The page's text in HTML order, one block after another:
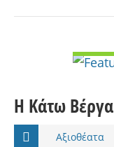
Η Κάτω Βέργα
Αξιοθέατα